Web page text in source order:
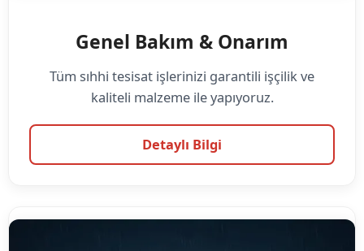
Genel Bakım & Onarım
Tüm sıhhi tesisat işlerinizi garantili işçilik ve
kaliteli malzeme ile yapıyoruz.
Detaylı Bilgi